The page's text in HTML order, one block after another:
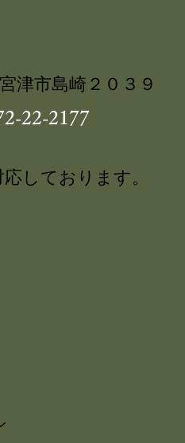
津市島崎２０３９
22-2177
しております。